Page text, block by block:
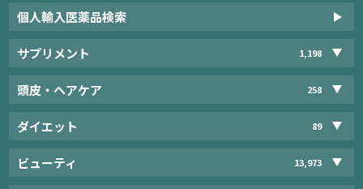
個人輸入医薬品検索
サプリメント 1,198
頭皮・ヘアケア 258
ダイエット 89
ビューティ 13,973